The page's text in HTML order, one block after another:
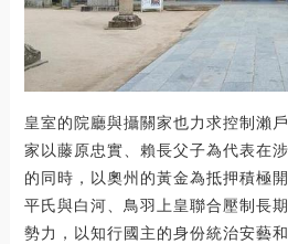
皇室的院廳與攝關家也力求控制瀨
家以藤原忠實、賴長父子為代表在
的同時，以奧州的黃金為抵押積極
平氏與白河、鳥羽上皇聯合壓制長
勢力，以知行國主的身份統治安藝